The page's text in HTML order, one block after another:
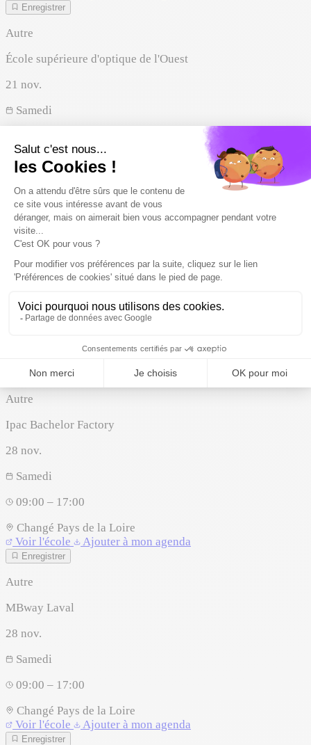
Enregistrer
Autre
École supérieure d'optique de l'Ouest
21 nov.
Samedi
Angers Pays de la Loire
Voir l'école Ajouter à mon agenda
Enregistrer
Autre
AFTEC LAVAL
28 nov.
09:00 – 17:00
Pays de la Loire
Enregistrer
Autre
Ipac Bachelor Factory
28 nov.
Samedi
09:00 – 17:00
Changé Pays de la Loire
Voir l'école
Ajouter à mon agenda
Enregistrer
Autre
MBway Laval
28 nov.
Samedi
09:00 – 17:00
Changé Pays de la Loire
Voir l'école
Ajouter à mon agenda
Enregistrer